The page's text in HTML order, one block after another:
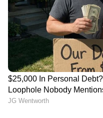
ഇ-ടോക്
വിദ്യാർത്ഥികൾക്ക്
സൗകര്യവും
സൗജന്യമായി
ഉണ്ണി. ടി.ആർ